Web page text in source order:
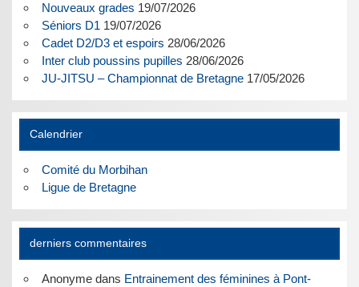
Nouveaux grades 19/07/2026
Séniors D1 19/07/2026
Cadet D2/D3 et espoirs 28/06/2026
Inter club poussins pupilles 28/06/2026
JU-JITSU – Championnat de Bretagne 17/05/2026
Calendrier
Comité du Morbihan
Ligue de Bretagne
derniers commentaires
Anonymedans Entrainement des féminines à Pont-